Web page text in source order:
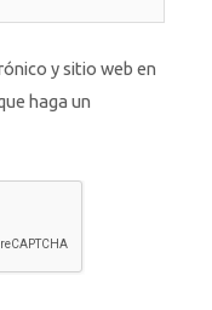
y sitio web en
haga un